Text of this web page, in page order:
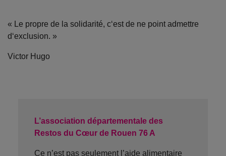
« Le propre de la solidarité, c‘est de ne point admettre
d‘exclusion. »
Victor Hugo
L’association départementale des
Restos du Cœur de Rouen 76 A
Ce n’est pas seulement l’aide alimentaire